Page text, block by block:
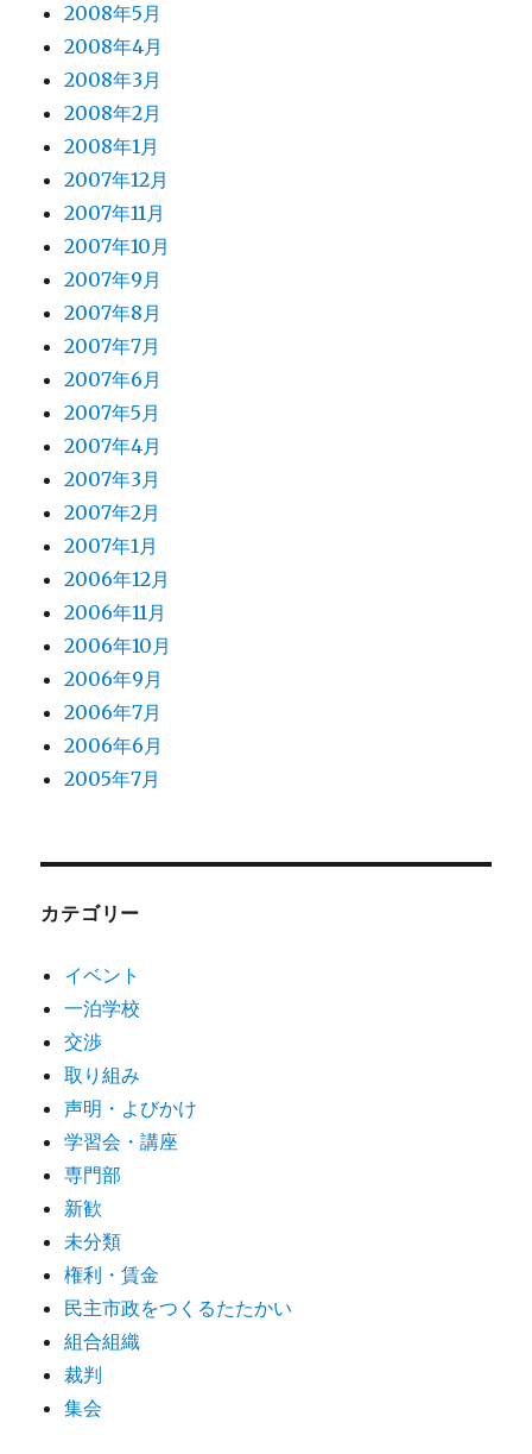
2008年5月
2008年4月
2008年3月
2008年2月
2008年1月
2007年12月
2007年11月
2007年10月
2007年9月
2007年8月
2007年7月
2007年6月
2007年5月
2007年4月
2007年3月
2007年2月
2007年1月
2006年12月
2006年11月
2006年10月
2006年9月
2006年7月
2006年6月
2005年7月
カテゴリー
イベント
一泊学校
交渉
取り組み
声明・よびかけ
学習会・講座
専門部
新歓
未分類
権利・賃金
民主市政をつくるたたかい
組合組織
裁判
集会